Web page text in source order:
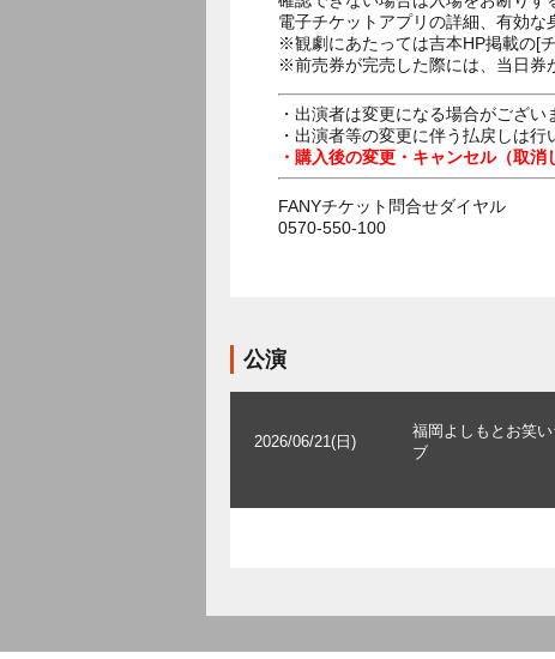
電子チケットアプリの詳細、有効な
※観劇にあたっては吉本HP掲載の[
※前売券が完売した際には、当日券
・出演者は変更になる場合がござい
・出演者等の変更に伴う払戻しは行
・購入後の変更・キャンセル（取消
FANYチケット問合せダイヤル
0570-550-100
公演
2026/06/21(日)
福岡よしもとお笑い
ブ